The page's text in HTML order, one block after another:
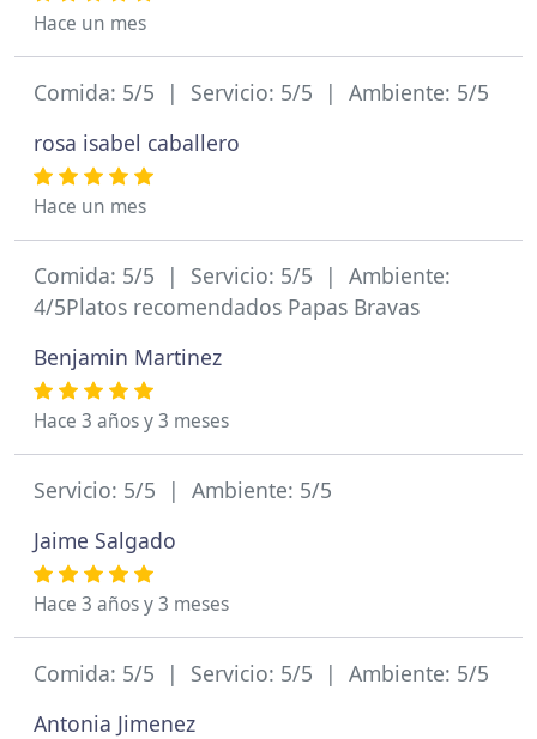
Hace un mes
Comida: 5/5 | Servicio: 5/5 | Ambiente: 5/5
rosa isabel caballero
Hace un mes
Comida: 5/5 | Servicio: 5/5 | Ambiente:
4/5Platos recomendados Papas Bravas
Benjamin Martinez
Hace 3 años y 3 meses
Servicio: 5/5 | Ambiente: 5/5
Jaime Salgado
Hace 3 años y 3 meses
Comida: 5/5 | Servicio: 5/5 | Ambiente: 5/5
Antonia Jimenez